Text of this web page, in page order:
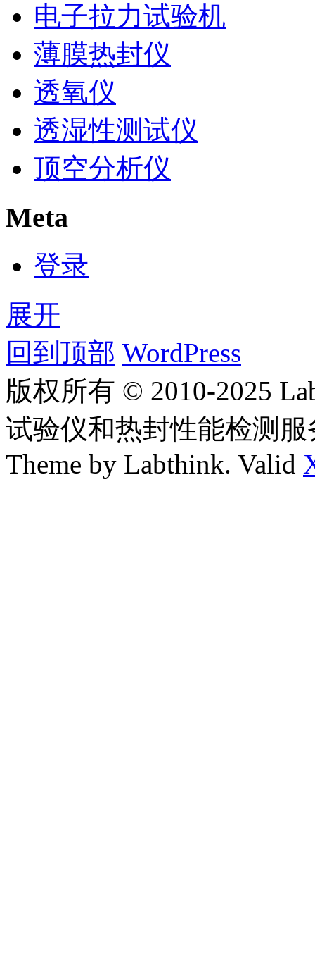
电子拉力试验机
薄膜热封仪
透氧仪
透湿性测试仪
顶空分析仪
Meta
登录
展开
回到顶部 WordPress
版权所有 © 2010-2025
试验仪和热封性能检测
Theme by Labthink. Valid